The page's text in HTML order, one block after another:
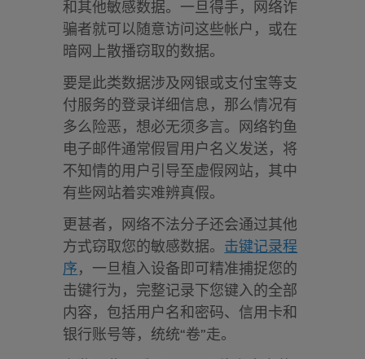
和其他敏感数据。一旦得手，网络诈
骗者就可以随意访问这些帐户，或在
暗网上散播窃取的数据。
要是此类数据涉及网银或支付宝等支
付服务的登录详细信息，那么情况有
多么险恶，想必无须多言。网络钓鱼
电子邮件通常假冒用户名义发送，将
不知情的用户引导至虚假网站，其中
有些网站着实难辨真假。
更甚者，网络不法分子还会通过其他
方式窃取您的敏感数据。 击键记录程
序 ，一旦植入设备即可精准捕捉您的
击键行为，完整记录下您键入的全部
内容，包括用户名和密码、信用卡和
银行账号等，统统“卷”走。